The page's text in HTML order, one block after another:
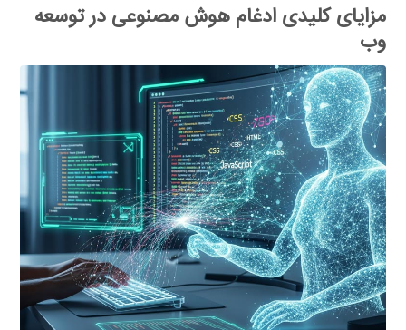
مزایای کلیدی ادغام هوش مصنوعی در توسعه
وب